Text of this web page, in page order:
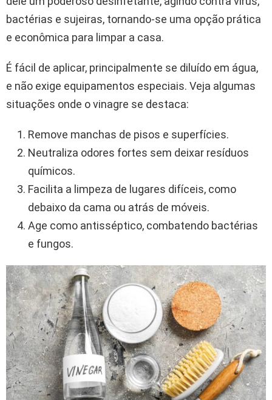
bactérias e sujeiras, tornando-se uma opção prática
e econômica para limpar a casa.
É fácil de aplicar, principalmente se diluído em água,
e não exige equipamentos especiais. Veja algumas
situações onde o vinagre se destaca:
Remove manchas de pisos e superfícies.
Neutraliza odores fortes sem deixar resíduos
químicos.
Facilita a limpeza de lugares difíceis, como
debaixo da cama ou atrás de móveis.
Age como antisséptico, combatendo bactérias
e fungos.